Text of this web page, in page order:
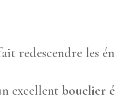
redescendre les
excellentbouclier